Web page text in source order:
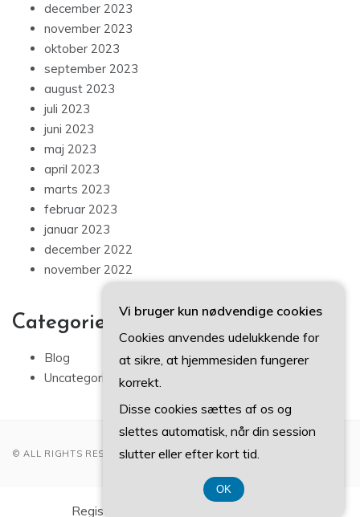
december 2023
november 2023
oktober 2023
september 2023
august 2023
juli 2023
juni 2023
maj 2023
april 2023
marts 2023
februar 2023
januar 2023
december 2022
november 2022
Categories
Blog
Uncategorized
© ALL RIGHTS RESERVED 2022
Registreringsnummer DK-374 077 39
Vi bruger kun nødvendige cookies
Cookies anvendes udelukkende for
at sikre, at hjemmesiden fungerer
korrekt.
Disse cookies sættes af os og
slettes automatisk, når din session
slutter eller efter kort tid.
OK